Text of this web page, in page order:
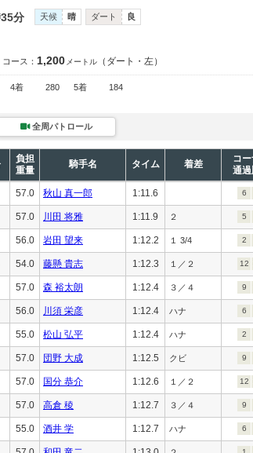
分 天候 晴 ダート 良
コース： 1,200 メートル （ダート・左）
4着 280 5着
184
全周パトロール
負担
重量
騎手名 タイム 着差
コ
通
57.0 秋山 真一郎 1:11.6 6
57.0 川田 将雅 1:11.9 ２ 5
56.0 岩田 望来 1:12.2 １ 3/4 2
54.0 藤懸 貴志 1:12.3 １／２ 12
57.0 森 裕太朗 1:12.4 ３／４ 9
56.0 川須 栄彦 1:12.4 ハナ 6
55.0 松山 弘平 1:12.4 ハナ 2
57.0 団野 大成 1:12.5 クビ 9
57.0 国分 恭介 1:12.6 １／２ 12
57.0 高倉 稜 1:12.7 ３／４ 9
55.0 酒井 学 1:12.7 ハナ 6